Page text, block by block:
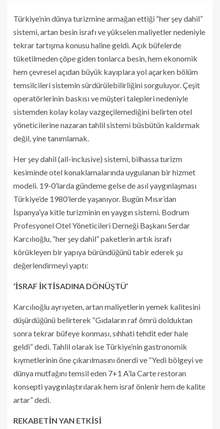
Türkiye’nin dünya turizmine armağan ettiği “her şey dahil”
sistemi, artan besin israfı ve yükselen maliyetler nedeniyle
tekrar tartışma konusu haline geldi. Açık büfelerde
tüketilmeden çöpe giden tonlarca besin, hem ekonomik
hem çevresel açıdan büyük kayıplara yol açarken bölüm
temsilcileri sistemin sürdürülebilirliğini sorguluyor. Çeşit
operatörlerinin baskısı ve müşteri talepleri nedeniyle
sistemden kolay kolay vazgeçilemediğini belirten otel
yöneticilerine nazaran tahlil sistemi büsbütün kaldırmak
değil, yine tanımlamak.
Her şey dahil (all-inclusive) sistemi, bilhassa turizm
kesiminde otel konaklamalarında uygulanan bir hizmet
modeli. 19-0’larda gündeme gelse de asıl yaygınlaşması
Türkiye’de 1980’lerde yaşanıyor. Bugün Mısır’dan
İspanya’ya kitle turizminin en yaygın sistemi. Bodrum
Profesyonel Otel Yöneticileri Derneği Başkanı Serdar
Karcılıoğlu, “her şey dahil” paketlerin artık israfı
körükleyen bir yapıya büründüğünü tabir ederek şu
değerlendirmeyi yaptı:
‘İSRAF İKTİSADINA DÖNÜŞTÜ’
Karcılıoğlu ayrıyeten, artan maliyetlerin yemek kalitesini
düşürdüğünü belirterek “Gıdaların raf ömrü dolduktan
sonra tekrar büfeye konması, sıhhati tehdit eder hale
geldi” dedi. Tahlil olarak ise Türkiye’nin gastronomik
kıymetlerinin öne çıkarılmasını önerdi ve “Yedi bölgeyi ve
dünya mutfağını temsil eden 7+1 A’la Carte restoran
konsepti yaygınlaştırılarak hem israf önlenir hem de kalite
artar” dedi.
REKABETİN YAN ETKİSİ